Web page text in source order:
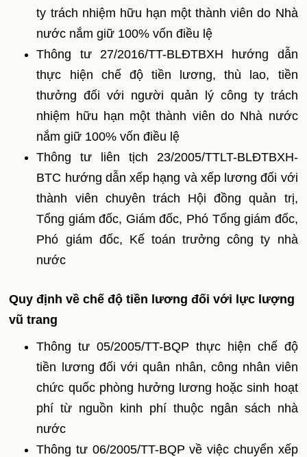
ty trách nhiệm hữu hạn một thành viên do Nhà
nước nắm giữ 100% vốn điều lệ
Thông tư 27/2016/TT-BLĐTBXH hướng dẫn
thực hiện chế độ tiền lương, thù lao, tiền
thưởng đối với người quản lý công ty trách
nhiệm hữu hạn một thành viên do Nhà nước
nắm giữ 100% vốn điều lệ
Thông tư liên tịch 23/2005/TTLT-BLĐTBXH-
BTC hướng dẫn xếp hạng và xếp lương đối với
thành viên chuyên trách Hội đồng quản trị,
Tổng giám đốc, Giám đốc, Phó Tổng giám đốc,
Phó giám đốc, Kế toán trưởng công ty nhà
nước
Quy định về chế độ tiền lương đối với lực lượng
vũ trang
Thông tư 05/2005/TT-BQP thực hiện chế độ
tiền lương đối với quân nhân, công nhân viên
chức quốc phòng hưởng lương hoặc sinh hoạt
phí từ nguồn kinh phí thuộc ngân sách nhà
nước
Thông tư 06/2005/TT-BQP về việc chuyển xếp